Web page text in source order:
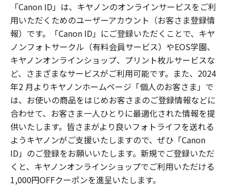
「Canon ID」は、キヤノンのオンラインサービスをご利
用いただくためのユーザーアカウント（お客さま登録情
報）です。「Canon ID」にご登録いただくことで、キヤ
ノンフォトサークル（有料会員サービス）やEOS学園、
キヤノンオンラインショップ、プリント枚ルサービスな
ど、さまざまなサービスがご利用可能です。また、2024
年2 月よりキヤノンホームページ「個人のお客さま」で
は、お使いの商品をはじめお客さまのご登録情報などに
合わせて、お客さま一人ひとりに最適化された情報を提
供いたします。皆さまがより良いフォトライフを送れる
ようキヤノンがご支援いたしますので、ぜひ「Canon
ID」のご登録をお願いいたします。新規でご登録いただ
くと、キヤノンオンラインショップでご利用いただける
1,000円OFFクーポンを進呈いたします。